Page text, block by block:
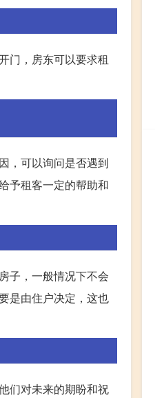
门，房东可以要求租
，可以询问是否遇到
予租客一定的帮助和
子，一般情况下不会
是由住户决定，这也
们对未来的期盼和祝